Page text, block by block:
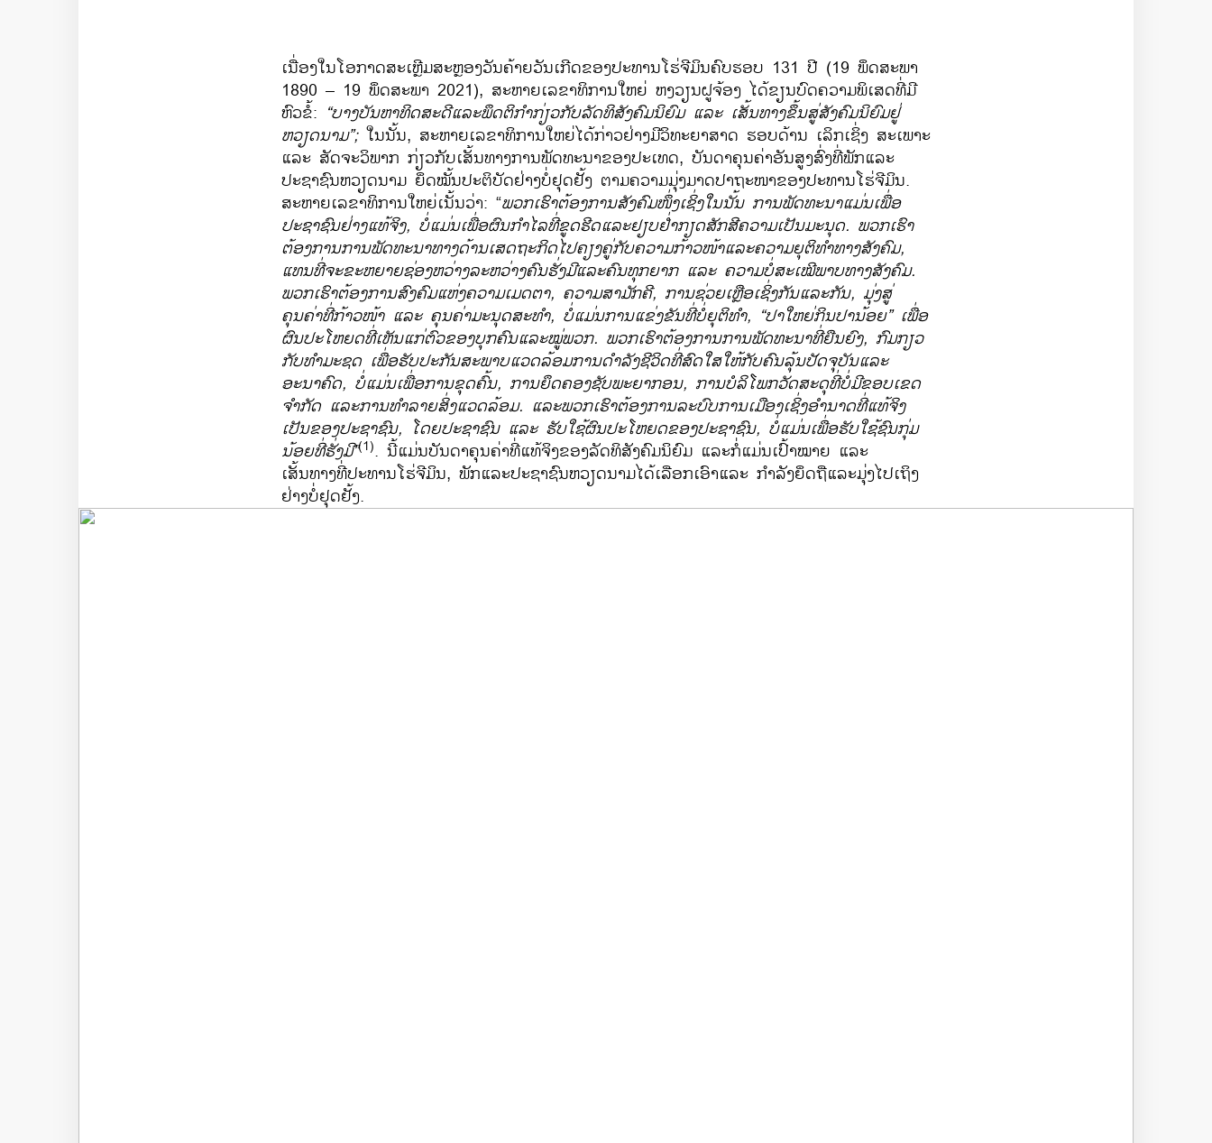
ເນື່ອງ​ໃນ​ໂອກາດ​ສະ​ເຫຼີ​ມສະຫຼອງ​ວັນ​ຄ້າຍ​ວັນ​ເກີດ​ຂອງ​ປະທານ​ໂຮ່ຈີ​ມິນ​ຄົບຮອບ 131 ປີ (19 ພຶດສະພາ
1890 – 19 ພຶດສະພາ 2021), ສະຫາຍ​ເລຂາທິການ​ໃຫຍ່ ຫງວຽນ​ຝູຈ້ອງ ​ໄດ້​ຂຽນ​ບົດ​ຄວາມ​ພິ​ເສດ​ທີ່​ມີ​
ຫົວ​ຂໍ້: “ບາງ​ບັນຫາ​ທິດ​ສະ​ດີ​ແລະ​ພຶດຕິ​ກຳ​ກ່ຽວ​ກັບ​ລັດທິ​ສັງຄົມ​ນິຍົມ ​ແລະ ​ເສັ້ນທາງ​ຂຶ້ນ​ສູ່​ສັງຄົມ​ນິຍົມ​ຢູ່​
ຫວຽດນາມ”;​ໃນ​ນັ້ນ, ສະຫາຍ​ເລຂາທິການ​ໃຫຍ່​ໄດ້​ກ່າວ​ຢ່າງ​ມີ​ວິ​ທະ​ຍາ​ສາດ ຮອບດ້ານ​ ເລິກ​ເຊິ່ງ ສະ​ເພາະ​
ແລະ ສັດຈະ​ວິພາກ​ ກ່ຽວ​ກັບ​ເສັ້ນທາງການພັດທະນາ​ຂອງ​ປະ​ເທດ, ບັນດາ​ຄຸນຄ່າ​ອັນ​ສູງ​ສົ່ງ​ທີ່​ພັກ​ແລະ​
ປະຊາຊົນ​ຫວຽດນາມ ຍຶດໝັ້ນປະຕິບັດ​ຢ່າງ​ບໍ່​ຢຸດ​ຢັ້ງ ​ຕາມ​ຄວາມ​ມຸ່ງ​ມາດ​ປາ​ຖະໜາ​ຂອງ​ປະທານ​ໂຮ່ຈີ​ມິນ.
ສະຫາຍ​ເລຂາທິການ​ໃຫຍ່​ເນັ້ນ​ວ່າ: “ພວກ​ເຮົາ​ຕ້ອງການ​ສັງຄົມ​ໜຶ່ງ​ເຊິ່ງ​ໃນ​ນັ້ນ ການ​ພັດທະນາ​ແມ່ນ​ເພື່ອ​
ປະຊາຊົນ​ຢ່າງ​ແທ້​ຈິງ, ບໍ່​ແມ່ນ​ເພື່ອ​ຜົນ​ກໍາ​ໄລ​ທີ່​ຂູດ​ຮີດ​ແລະ​​ຢຽບຢ່ຳ​ກຽດ​ສັກ​ສີ​ຄວາມ​ເປັນມະ​ນຸດ​. ພວກ​ເຮົາ​
ຕ້ອງການ​ການ​ພັດທະນາ​ທາງ​ດ້ານ​ເສດຖະກິດ​ໄປ​ຄຽງ​ຄູ່​ກັບ​ຄວາມ​ກ້າວໜ້າ​ແລະຄວາມຍຸຕິ​ທຳ​ທາງສັງຄົມ​, ​
ແທນ​ທີ່​ຈະ​ຂະຫຍາຍ​ຊ່ອງ​ຫວ່າງ​ລະຫວ່າງຄົນຮັ່ງມີ​ແລະ​ຄົນ​ທຸກ​ຍາກ ແລະ ຄວາມ​ບໍ່​ສະ​ເໝີ​ພາບ​ທາງ​ສັງຄົມ.
ພວກ​ເຮົາ​ຕ້ອງການ​ສົງ​ຄົມ​ແຫ່ງ​ຄວາມ​ເມດ​ຕາ, ຄວາມ​ສາມັກຄີ, ການ​ຊ່ວຍ​ເຫຼືອ​ເຊິ່ງກັນ​ແລະ​ກັນ, ມຸ່ງ​ສູ່​
ຄຸນຄ່າ​ທີ່​ກ້າວໜ້າ ​ແລະ ຄຸນຄ່າ​ມະນຸດສະທຳ, ບໍ່ແມ່ນການແຂ່ງຂັນທີ່ບໍ່ຍຸຕິທຳ, “ປາ​ໃຫຍ່​ກິນປາ​ນ້ອຍ” ​ເພື່ອ​
ຜົນ​ປະ​ໂຫຍ​ດທີ່ເຫັນແກ່ຕົວຂອງບຸກຄົນແລະໝູ່​ພວກ. ພວກ​ເຮົາ​ຕ້ອງການ​ການ​ພັດທະນາ​ທີ່​ຍືນ​ຍົງ, ກົມກຽວ​
ກັບ​ທຳ​ມະ​ຊດ ​ເພື່ອ​ຮັບປະກັນ​ສະພາບ​ແວດ​ລ້ອມ​ການ​ດຳລັງ​ຊີວິດ​ທີ່​ສົດ​ໃສ​ໃຫ້​ກັບຄົນລຸ້ນປັດຈຸບັນແລະ
ອະນາຄົດ, ບໍ່ແມ່ນເພື່ອການຂຸດຄົ້ນ, ການຍຶດຄອງຊັບ​ພະ​ຍາ​ກອນ, ການບໍລິໂພກວັດສະດຸທີ່ບໍ່ມີຂອບເຂດ
ຈໍາກັດ ແລະການທໍາລາຍສິ່ງແວດລ້ອມ. ​ແລະ​ພວກ​ເຮົາ​ຕ້ອງການ​ລະບົບ​ການ​ເມືອງ​ເຊິ່ງອຳນາດທີ່ແທ້ຈິງ
ເປັນຂອງປະຊາຊົນ, ໂດຍປະຊາຊົນ ແລະ ຮັບໃຊ້ຜົນປະໂຫຍດຂອງປະຊາຊົນ, ບໍ່ແມ່ນ​ເພື່ອ​ຮັບ​ໃຊ້​ຊົນ​ກຸ່ມ​
ນ້ອຍທີ່ຮັ່ງມີ”(1). ນີ້​ແມ່ນ​ບັນດາ​ຄຸນຄ່າ​ທີ່​ແທ້​ຈິງ​ຂອງ​ລັດທິ​ສັງຄົມ​ນິຍົມ ​ແລະ​ກໍ່​ແມ່ນ​ເປົ້າ​ໝາຍ ​ແລະ ​
ເສັ້ນທາງ​ທີ່​ປະທານ​ໂຮ່ຈີ​ມິນ, ພັກ​ແລະປະຊາຊົນຫວຽດນາມ​ໄດ້​ເລືອກ​ເອົາ​ແລະ ກຳລັງ​ຍຶດຖື​ແລະມຸ່ງ​ໄປ​ເຖິງ​
ຢ່າງ​ບໍ່​ຢຸດ​ຢັ້ງ.